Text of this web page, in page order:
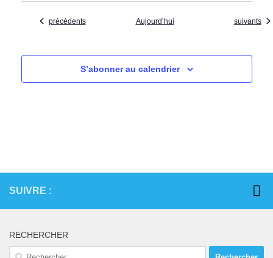
Évènements
précédents Aujourd’hui suivants
S’abonner au calendrier
SUIVRE :
RECHERCHER
Rechercher :